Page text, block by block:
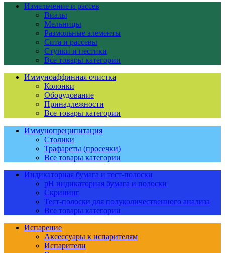
Измельчение и рассев
Виалы
Мельницы
Размольные элементы
Сита и рассевы
Ступки и пестики
Все товары категории
Иммуноаффинная очистка
Колонки
Оборудование
Принадлежности
Все товары категории
Иммунопреципитация
Столики
Трафареты (просечки)
Все товары категории
Индикаторная бумага и тест-полоски
pH индикаторная бумага и полоски
Скрининг
Тест-полоски для полуколичественного анализа
Все товары категории
Испарение
Аксессуары к испарителям
Испарители